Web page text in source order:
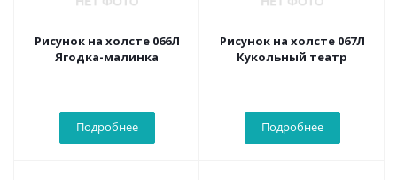
Рисунок на холсте 066Л
Ягодка-малинка
Подробнее
Рисунок на холсте 067Л
Кукольный театр
Подробнее